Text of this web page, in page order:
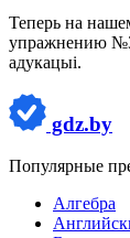
Теперь на
упражнению
адукацыі.
gdz.by
Популярные
Алгебра